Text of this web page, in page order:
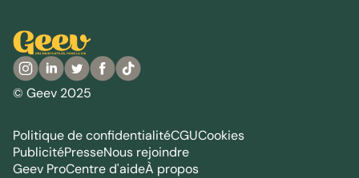
© Geev 2025
Politique de confidentialitéCGUCookies
PublicitéPresseNous rejoindre
Geev ProCentre d'aideÀ propos